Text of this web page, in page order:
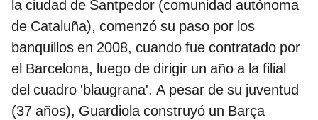
la ciudad de Santpedor (comunidad autónoma
de Cataluña), comenzó su paso por los
banquillos en 2008, cuando fue contratado por
el Barcelona, luego de dirigir un año a la filial
del cuadro 'blaugrana'. A pesar de su juventud
(37 años), Guardiola construyó un Barça